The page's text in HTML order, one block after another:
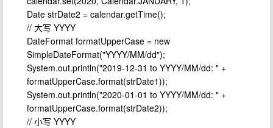
Date strDate2 = calendar.getTime();
// 大写 YYYY
DateFormat formatUpperCase = new
SimpleDateFormat("YYYY/MM/dd");
System.out.println("2019-12-31 to YYYY/MM/dd: " +
formatUpperCase.format(strDate1));
System.out.println("2020-01-01 to YYYY/MM/dd: " +
formatUpperCase.format(strDate2));
// 小写 YYYY